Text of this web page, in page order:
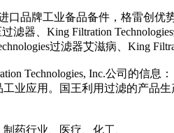
品牌工业备品备件，格雷创优
滤器、King Filtration
过滤器艾滋病、King
Technologies, Inc.公司的信息：
业应用。国王利用过滤的产品
药行业、医疗、化工、